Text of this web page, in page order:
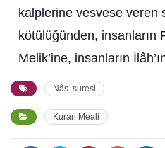
kalplerine vesvese veren
kötülüğünden, insanların
Melik’ine, insanların
Nâs suresi
Kuran Meali